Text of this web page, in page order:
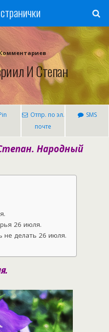
Комментариев
И Степан
Отпр. по эл.
почте
SMS
Народный
26 июля.
не делать 26 июля.